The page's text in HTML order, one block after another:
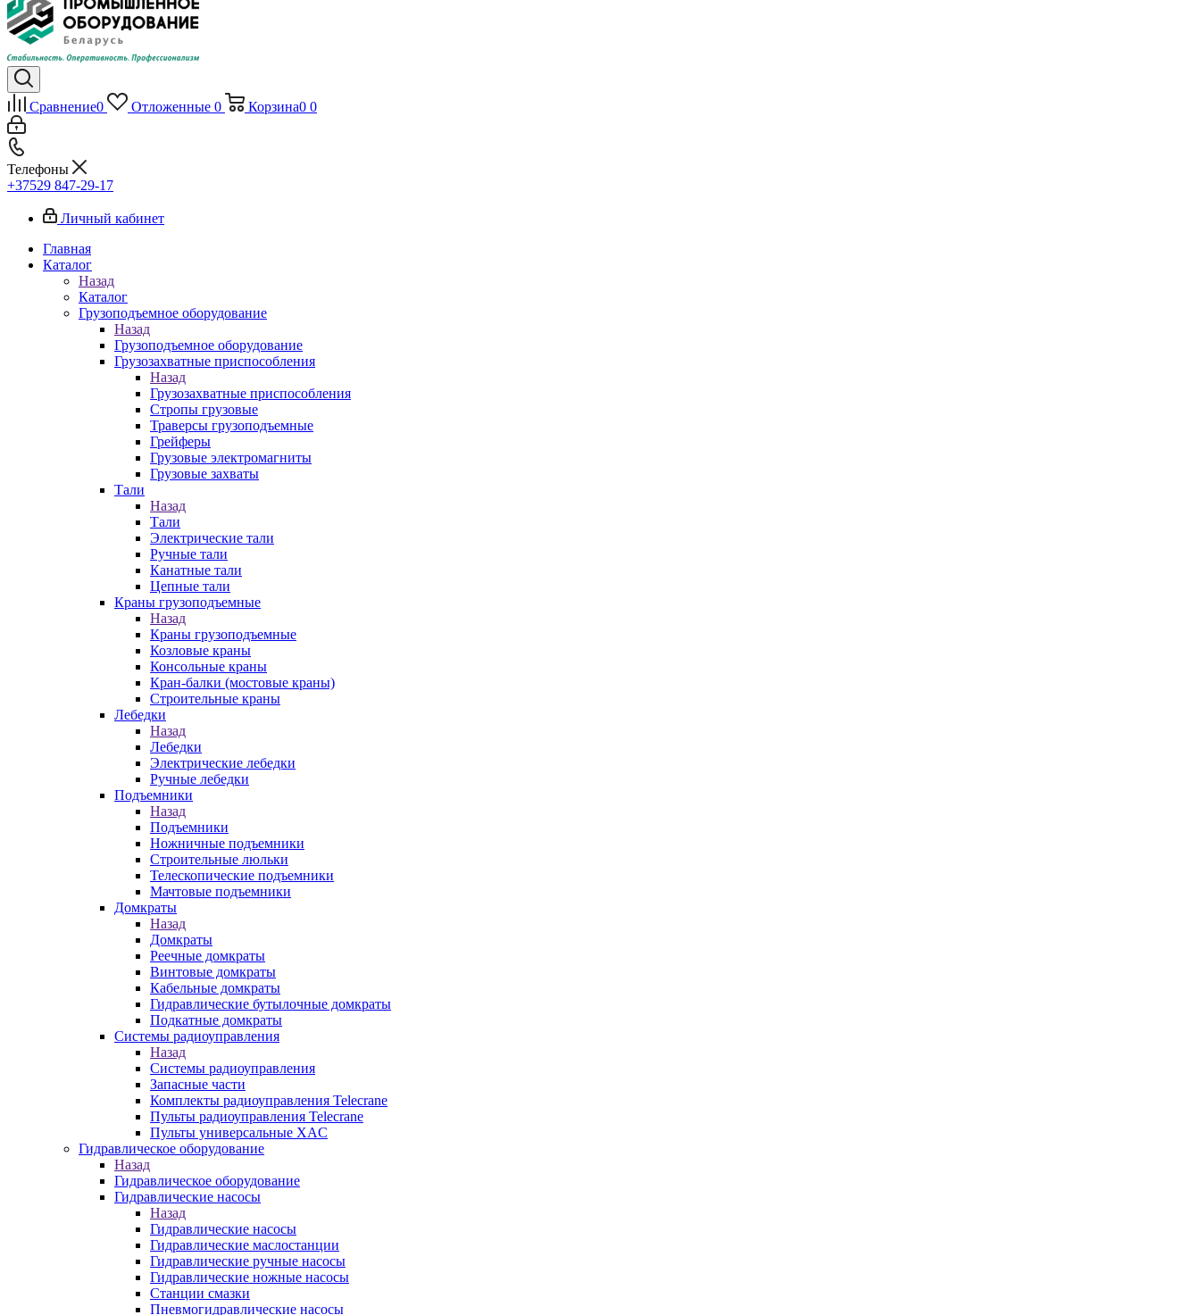
Сравнение0 Отложенные 0 Корзина0 0
Телефоны
+37529 847-29-17‬
Личный кабинет
Главная
Каталог
Назад
Каталог
Грузоподъемное оборудование
Назад
Грузоподъемное оборудование
Грузозахватные приспособления
Назад
Грузозахватные приспособления
Стропы грузовые
Траверсы грузоподъемные
Грейферы
Грузовые электромагниты
Грузовые захваты
Тали
Назад
Тали
Электрические тали
Ручные тали
Канатные тали
Цепные тали
Краны грузоподъемные
Назад
Краны грузоподъемные
Козловые краны
Консольные краны
Кран-балки (мостовые краны)
Строительные краны
Лебедки
Назад
Лебедки
Электрические лебедки
Ручные лебедки
Подъемники
Назад
Подъемники
Ножничные подъемники
Строительные люльки
Телескопические подъемники
Мачтовые подъемники
Домкраты
Назад
Домкраты
Реечные домкраты
Винтовые домкраты
Кабельные домкраты
Гидравлические бутылочные домкраты
Подкатные домкраты
Системы радиоуправления
Назад
Системы радиоуправления
Запасные части
Комплекты радиоуправления Telecrane
Пульты радиоуправления Telecrane
Пульты универсальные XAC
Гидравлическое оборудование
Назад
Гидравлическое оборудование
Гидравлические насосы
Назад
Гидравлические насосы
Гидравлические маслостанции
Гидравлические ручные насосы
Гидравлические ножные насосы
Станции смазки
Пневмогидравлические насосы